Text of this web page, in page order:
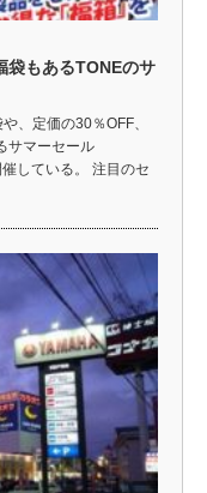
もあるTONEのサ
、定価の30％OFF、
サマーセール
している。 注目のセ